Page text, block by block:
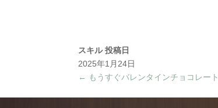
スキル 投稿日
2025年1月24日
← もうすぐバレンタインチョコレート